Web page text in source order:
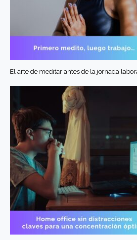
El arte de meditar antes de la jornada